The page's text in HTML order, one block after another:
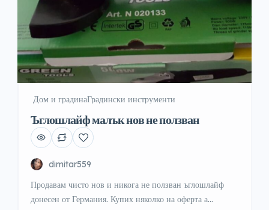
️ Дом и градинаГрадински инструменти
Ъглошлайф малък нов не ползван
dimitar559
Продавам чисто нов и никога не ползван ъглошлайф
донесен от Германия. Купих няколко на оферта а